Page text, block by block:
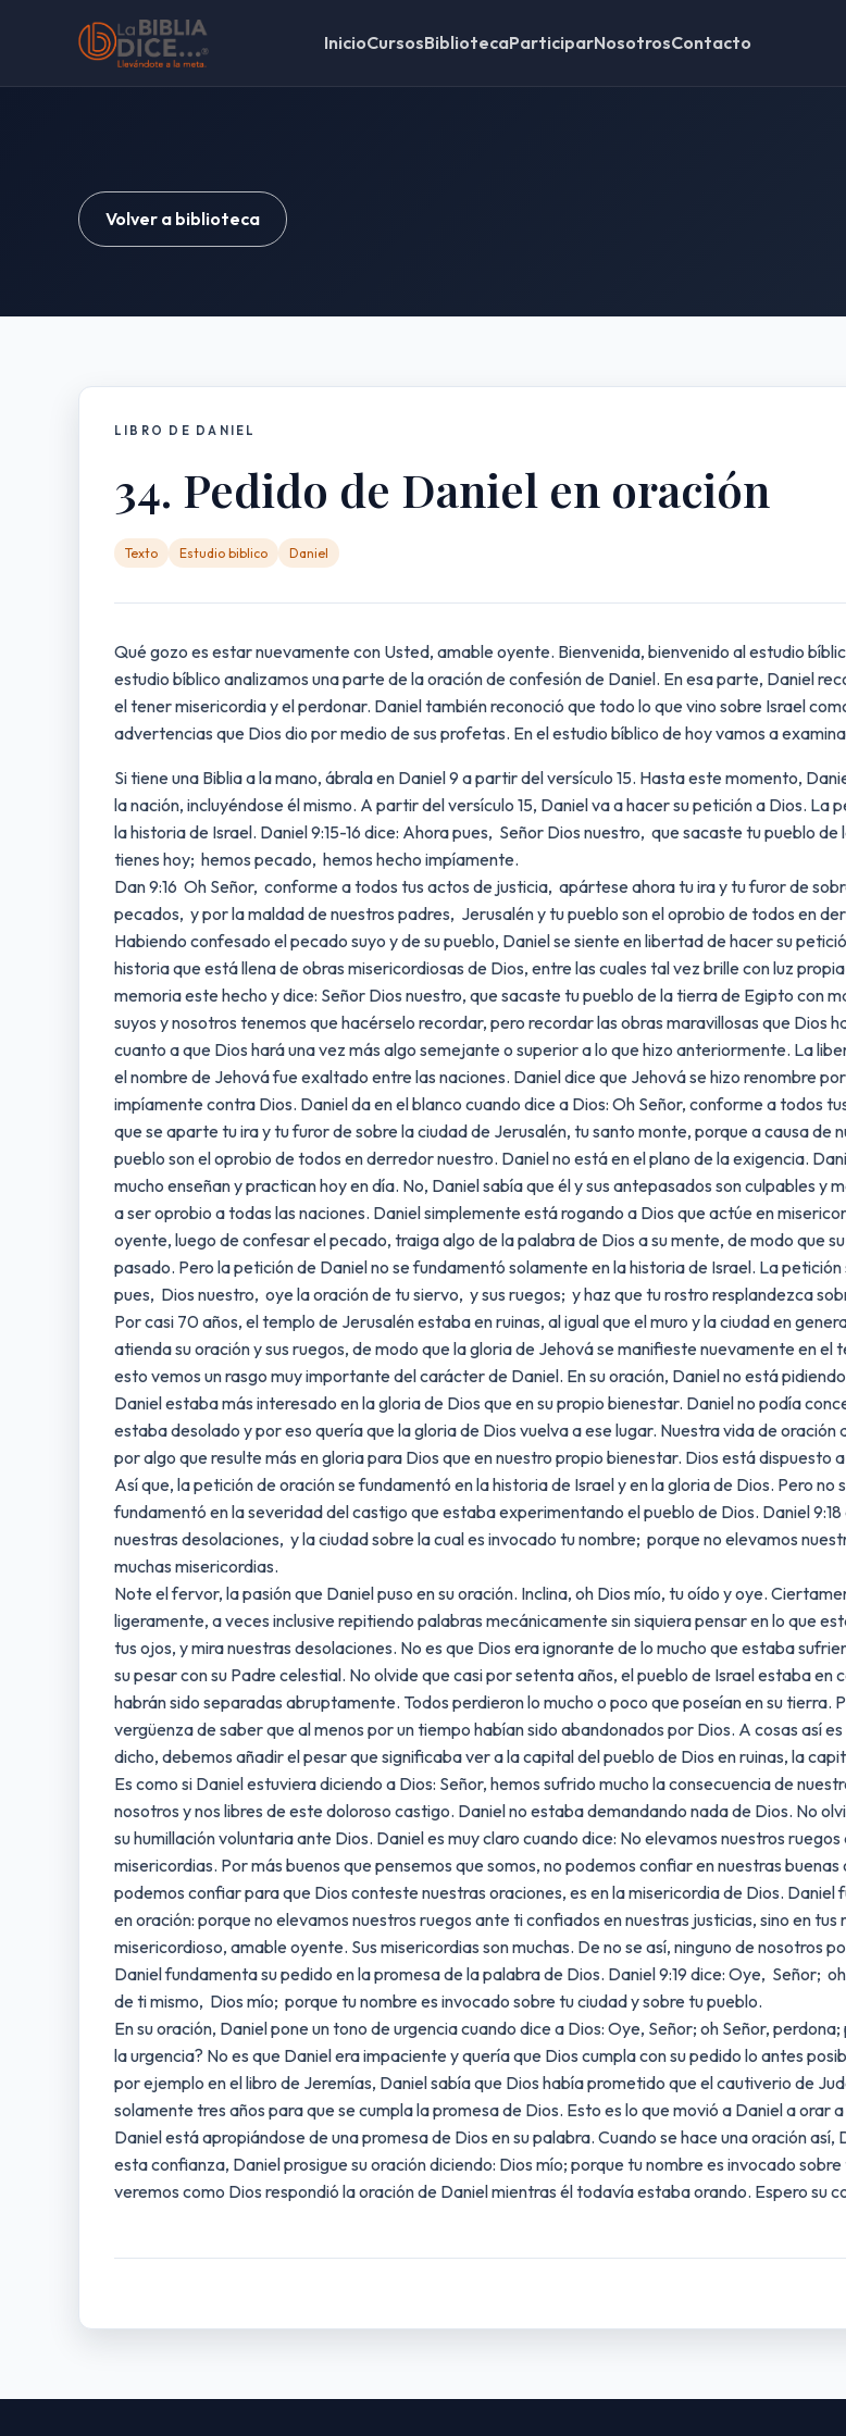
InicioCursosBibliotecaParticiparNosotrosContacto
Volver a biblioteca
LIBRO DE DANIEL
34. Pedido de Daniel en oración
Texto Estudio biblico Daniel
Qué gozo es estar nuevamente con Usted, amable oyente. Bienvenida, bienvenido al estudio
estudio bíblico analizamos una parte de la oración de confesión de Daniel. En esa parte, Daniel
el tener misericordia y el perdonar. Daniel también reconoció que todo lo que vino sobre Israel
advertencias que Dios dio por medio de sus profetas. En el estudio bíblico de hoy vamos a
Si tiene una Biblia a la mano, ábrala en Daniel 9 a partir del versículo 15. Hasta este momento,
la nación, incluyéndose él mismo. A partir del versículo 15, Daniel va a hacer su petición a Dios.
la historia de Israel. Daniel 9:15-16 dice: Ahora pues, Señor Dios nuestro, que sacaste tu pueblo
tienes hoy; hemos pecado, hemos hecho impíamente.
Dan 9:16 Oh Señor, conforme a todos tus actos de justicia, apártese ahora tu ira y tu furor de
pecados, y por la maldad de nuestros padres, Jerusalén y tu pueblo son el oprobio de todos en
Habiendo confesado el pecado suyo y de su pueblo, Daniel se siente en libertad de hacer su
historia que está llena de obras misericordiosas de Dios, entre las cuales tal vez brille con luz
memoria este hecho y dice: Señor Dios nuestro, que sacaste tu pueblo de la tierra de Egipto con
suyos y nosotros tenemos que hacérselo recordar, pero recordar las obras maravillosas que Dios
cuanto a que Dios hará una vez más algo semejante o superior a lo que hizo anteriormente. La
el nombre de Jehová fue exaltado entre las naciones. Daniel dice que Jehová se hizo renombre
impíamente contra Dios. Daniel da en el blanco cuando dice a Dios: Oh Señor, conforme a todos
que se aparte tu ira y tu furor de sobre la ciudad de Jerusalén, tu santo monte, porque a causa
pueblo son el oprobio de todos en derredor nuestro. Daniel no está en el plano de la exigencia.
mucho enseñan y practican hoy en día. No, Daniel sabía que él y sus antepasados son culpables
a ser oprobio a todas las naciones. Daniel simplemente está rogando a Dios que actúe en
oyente, luego de confesar el pecado, traiga algo de la palabra de Dios a su mente, de modo que
pasado. Pero la petición de Daniel no se fundamentó solamente en la historia de Israel. La
pues, Dios nuestro, oye la oración de tu siervo, y sus ruegos; y haz que tu rostro resplandezca
Por casi 70 años, el templo de Jerusalén estaba en ruinas, al igual que el muro y la ciudad en
atienda su oración y sus ruegos, de modo que la gloria de Jehová se manifieste nuevamente en
esto vemos un rasgo muy importante del carácter de Daniel. En su oración, Daniel no está
Daniel estaba más interesado en la gloria de Dios que en su propio bienestar. Daniel no podía
estaba desolado y por eso quería que la gloria de Dios vuelva a ese lugar. Nuestra vida de
por algo que resulte más en gloria para Dios que en nuestro propio bienestar. Dios está
Así que, la petición de oración se fundamentó en la historia de Israel y en la gloria de Dios. Pero
fundamentó en la severidad del castigo que estaba experimentando el pueblo de Dios. Daniel
nuestras desolaciones, y la ciudad sobre la cual es invocado tu nombre; porque no elevamos
muchas misericordias.
Note el fervor, la pasión que Daniel puso en su oración. Inclina, oh Dios mío, tu oído y oye.
ligeramente, a veces inclusive repitiendo palabras mecánicamente sin siquiera pensar en lo que
tus ojos, y mira nuestras desolaciones. No es que Dios era ignorante de lo mucho que estaba
su pesar con su Padre celestial. No olvide que casi por setenta años, el pueblo de Israel estaba
habrán sido separadas abruptamente. Todos perdieron lo mucho o poco que poseían en su
vergüenza de saber que al menos por un tiempo habían sido abandonados por Dios. A cosas así
dicho, debemos añadir el pesar que significaba ver a la capital del pueblo de Dios en ruinas, la
Es como si Daniel estuviera diciendo a Dios: Señor, hemos sufrido mucho la consecuencia de
nosotros y nos libres de este doloroso castigo. Daniel no estaba demandando nada de Dios. No
su humillación voluntaria ante Dios. Daniel es muy claro cuando dice: No elevamos nuestros
misericordias. Por más buenos que pensemos que somos, no podemos confiar en nuestras
podemos confiar para que Dios conteste nuestras oraciones, es en la misericordia de Dios.
en oración: porque no elevamos nuestros ruegos ante ti confiados en nuestras justicias, sino en
misericordioso, amable oyente. Sus misericordias son muchas. De no se así, ninguno de nosotros
Daniel fundamenta su pedido en la promesa de la palabra de Dios. Daniel 9:19 dice: Oye,
de ti mismo, Dios mío; porque tu nombre es invocado sobre tu ciudad y sobre tu pueblo.
En su oración, Daniel pone un tono de urgencia cuando dice a Dios: Oye, Señor; oh Señor,
la urgencia? No es que Daniel era impaciente y quería que Dios cumpla con su pedido lo antes
por ejemplo en el libro de Jeremías, Daniel sabía que Dios había prometido que el cautiverio de
solamente tres años para que se cumpla la promesa de Dios. Esto es lo que movió a Daniel a
Daniel está apropiándose de una promesa de Dios en su palabra. Cuando se hace una oración
esta confianza, Daniel prosigue su oración diciendo: Dios mío; porque tu nombre es invocado
veremos como Dios respondió la oración de Daniel mientras él todavía estaba orando. Espero su